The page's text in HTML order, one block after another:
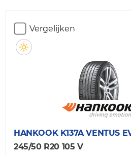
Vergelijken
HANKOOK K137A VENTUS
245/50 R20 105 V